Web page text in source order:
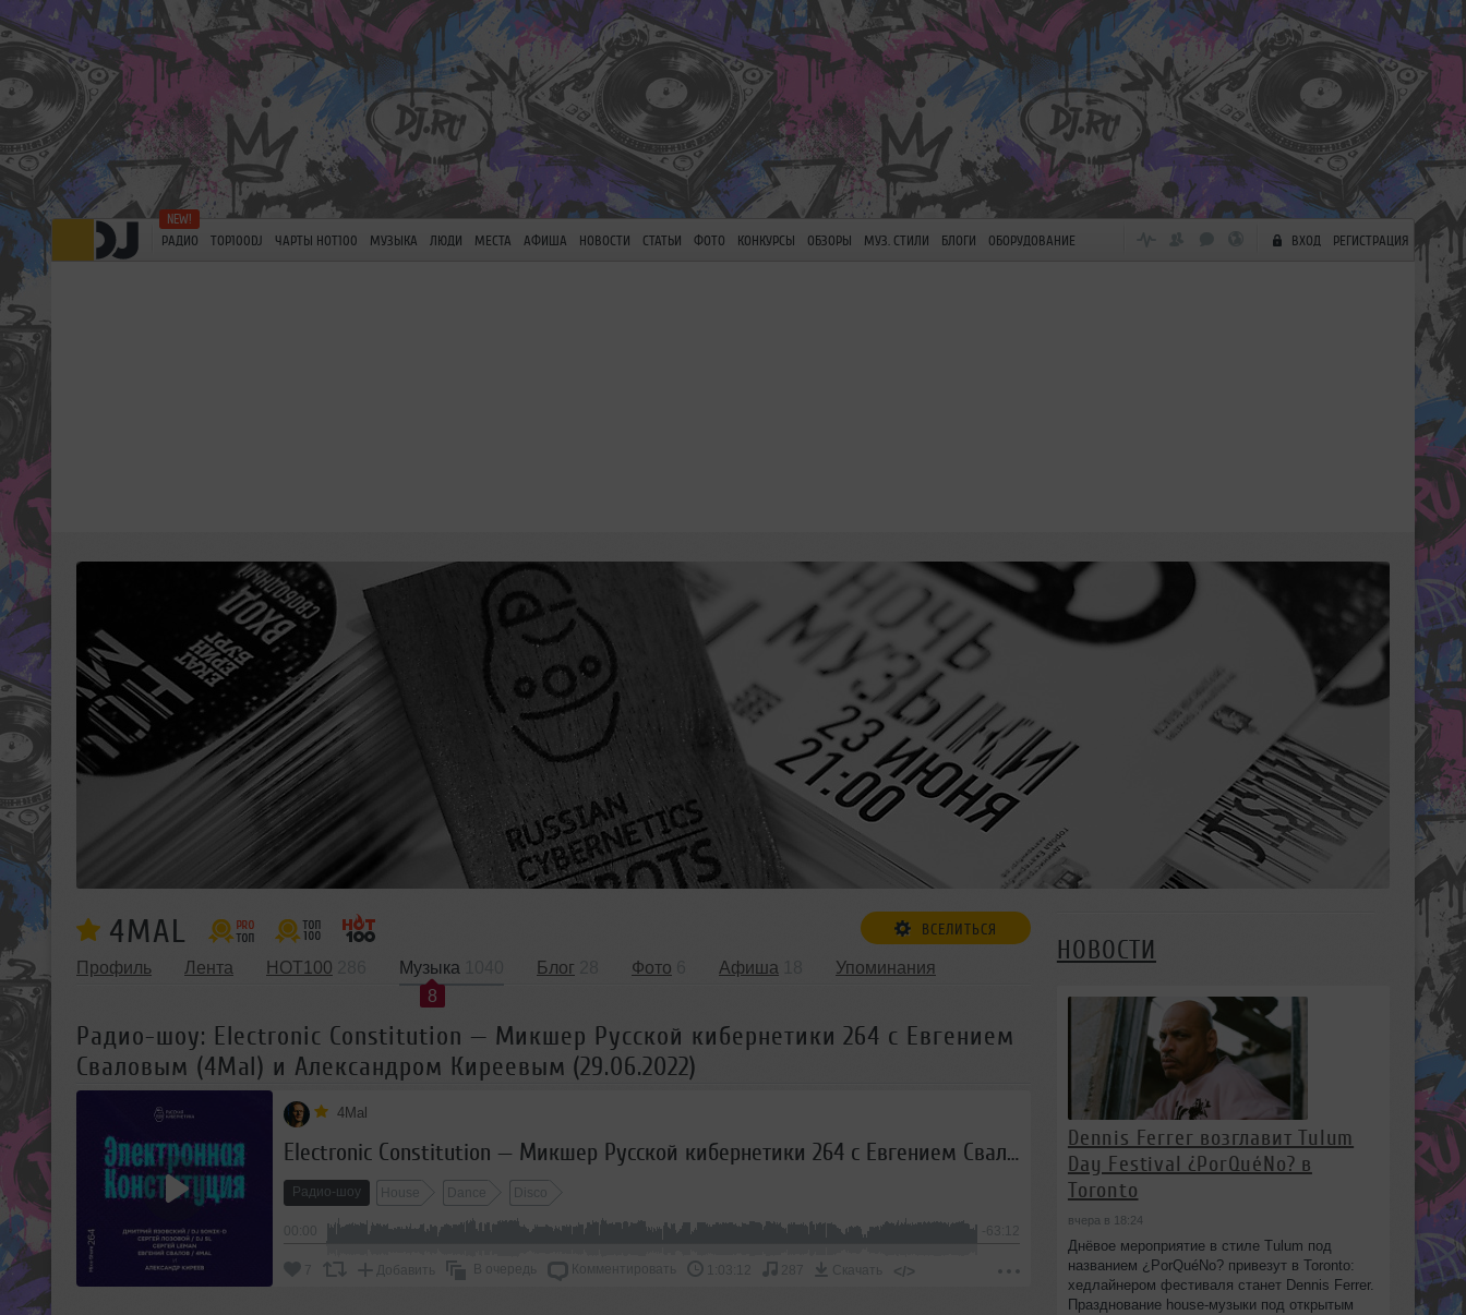
РАДИО TOP100DJ ЧАРТЫ HOT100 МУЗЫКА ЛЮДИ МЕСТА АФИША НОВОСТИ СТАТЬИ ФОТО КОНКУРСЫ ОБЗОРЫ МУЗ. СТИЛИ БЛОГИ ОБОРУДОВАНИЕ ВХОД РЕГИСТРАЦИЯ
4MAL ВСЕЛИТЬСЯ
Профиль Лента HOT100
Музыка
8
Блог Фото Афиша Упоминания
Радио-шоу: Electronic Constitution — Микшер Русской кибернетики 264 с Евгением
Сваловым (4Mal) и Александром Киреевым (29.06.2022)
4Mal
Electronic Constitution — Микшер Русской кибернетики 264 с Евгением Сваловым (4Mal) и Александром Киреевым (29.06.2022)
Радио-шоу House Dance Disco
-63:12
7 Добавить В очередь Комментировать 1:03:12 287 Скачать </>
НОВОСТИ
Dennis Ferrer возглавит Tulum
Day Festival ¿PorQuéNo? в
Toronto
вчера в 18:24
Днёвое мероприятие в стиле Tulum под
названием ¿PorQuéNo? привезут в Toronto:
хедлайнером фестиваля станет Dennis Ferrer.
Празднование house-музыки под открытым